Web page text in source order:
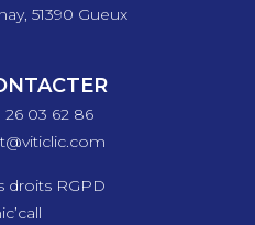
51390 Gueux
26 03 62 86
droits RGPD